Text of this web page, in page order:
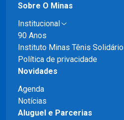
Sobre O Minas
Institucional
90 Anos
Instituto Minas Tênis Solidário
Política de privacidade
Novidades
Agenda
Notícias
Aluguel e Parcerias